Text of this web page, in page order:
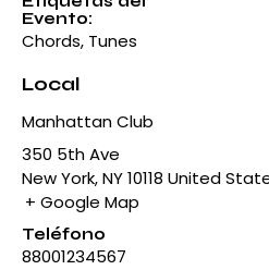
Evento:
Chords, Tunes
Local
Manhattan Club
350 5th Ave
New York,NY10118 United
+ Google Map
Teléfono
88001234567